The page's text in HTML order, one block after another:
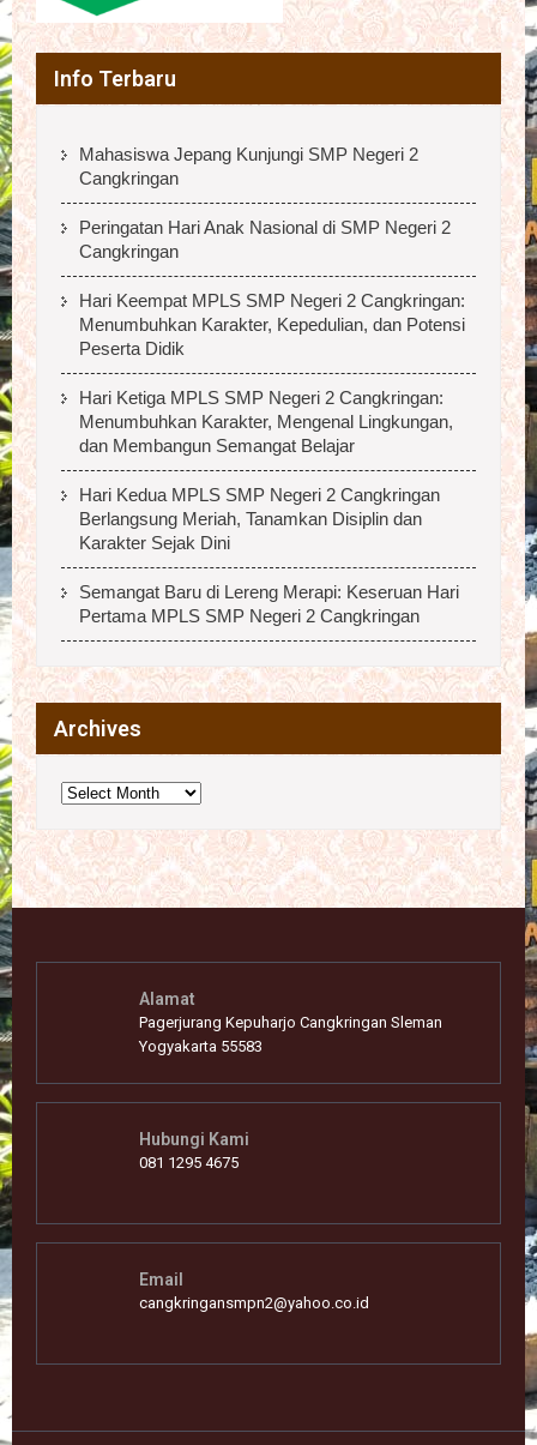
Info Terbaru
Mahasiswa Jepang Kunjungi SMP Negeri 2
Cangkringan
Peringatan Hari Anak Nasional di SMP Negeri 2
Cangkringan
Hari Keempat MPLS SMP Negeri 2 Cangkringan:
Menumbuhkan Karakter, Kepedulian, dan Potensi
Peserta Didik
Hari Ketiga MPLS SMP Negeri 2 Cangkringan:
Menumbuhkan Karakter, Mengenal Lingkungan,
dan Membangun Semangat Belajar
Hari Kedua MPLS SMP Negeri 2 Cangkringan
Berlangsung Meriah, Tanamkan Disiplin dan
Karakter Sejak Dini
Semangat Baru di Lereng Merapi: Keseruan Hari
Pertama MPLS SMP Negeri 2 Cangkringan
Archives
Archives
Alamat
Pagerjurang Kepuharjo Cangkringan Sleman
Yogyakarta 55583
Hubungi Kami
081 1295 4675
Email
cangkringansmpn2@yahoo.co.id